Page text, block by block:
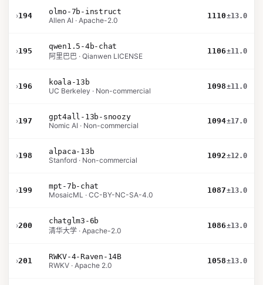
›194
olmo-7b-instruct
Allen AI · Apache-2.0
1110±13.0
›195
qwen1.5-4b-chat
阿里巴巴 · Qianwen LICENSE
1106±11.0
›196
koala-13b
UC Berkeley · Non-commercial
1098±11.0
›197
gpt4all-13b-snoozy
Nomic AI · Non-commercial
1094±17.0
›198
alpaca-13b
Stanford · Non-commercial
1092±12.0
›199
mpt-7b-chat
MosaicML · CC-BY-NC-SA-4.0
1087±13.0
›200
chatglm3-6b
清华大学 · Apache-2.0
1086±13.0
›201
RWKV-4-Raven-14B
RWKV · Apache 2.0
1058±13.0